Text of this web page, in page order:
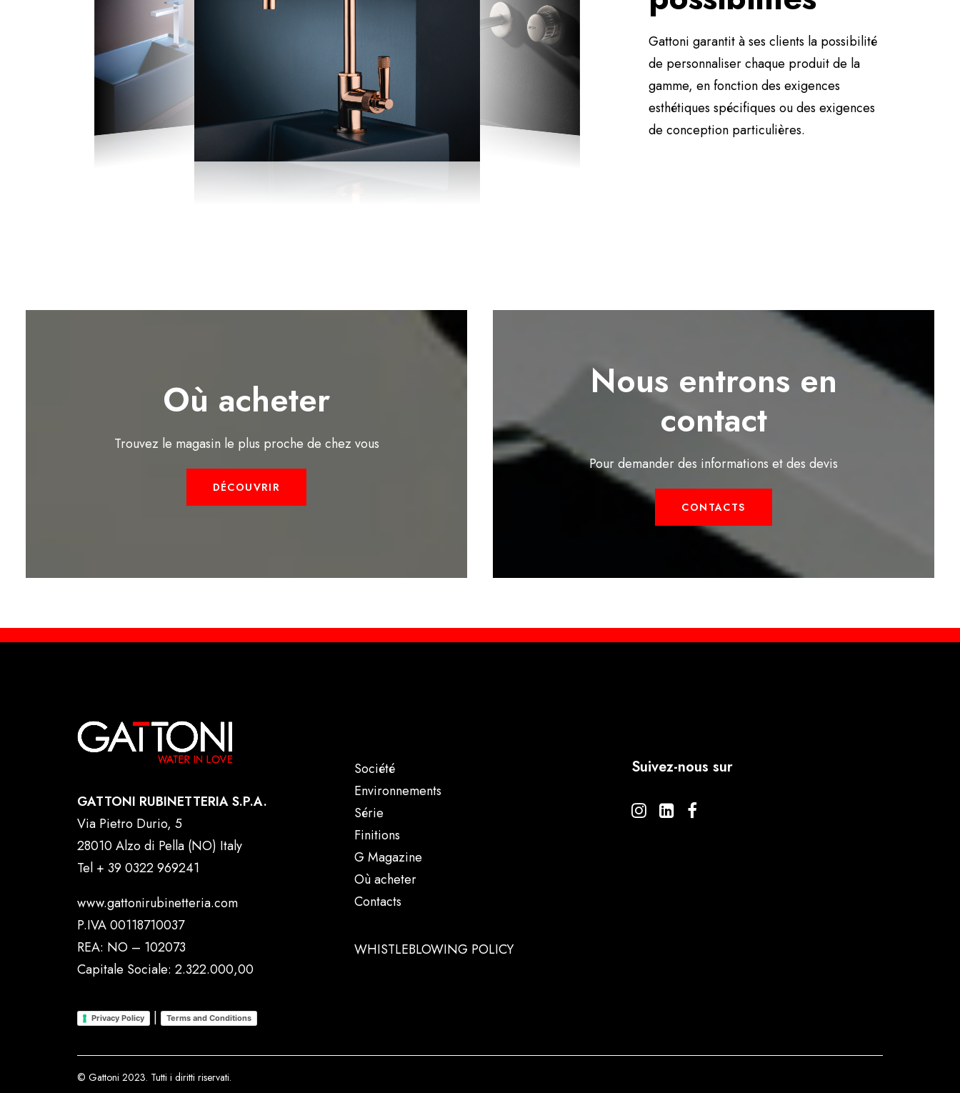
Gattoni garantit à ses clients la possibilité
de personnaliser chaque produit de la
gamme, en fonction des exigences
esthétiques spécifiques ou des exigences
de conception particulières.
Où acheter
Trouvez le magasin le plus proche de chez vous
DÉCOUVRIR
Nous entrons en
contact
Pour demander des informations et des devis
CONTACTS
GATTONI RUBINETTERIA S.P.A.
Via Pietro Durio, 5
28010 Alzo di Pella (NO) Italy
Tel + 39 0322 969241
www.gattonirubinetteria.com
P.IVA 00118710037
REA: NO – 102073
Capitale Sociale: 2.322.000,00
Privacy Policy | Terms and Conditions
Société
Environnements
Série
Finitions
G Magazine
Où acheter
Contacts
WHISTLEBLOWING POLICY
Suivez-nous sur
© Gattoni 2023. Tutti i diritti riservati.